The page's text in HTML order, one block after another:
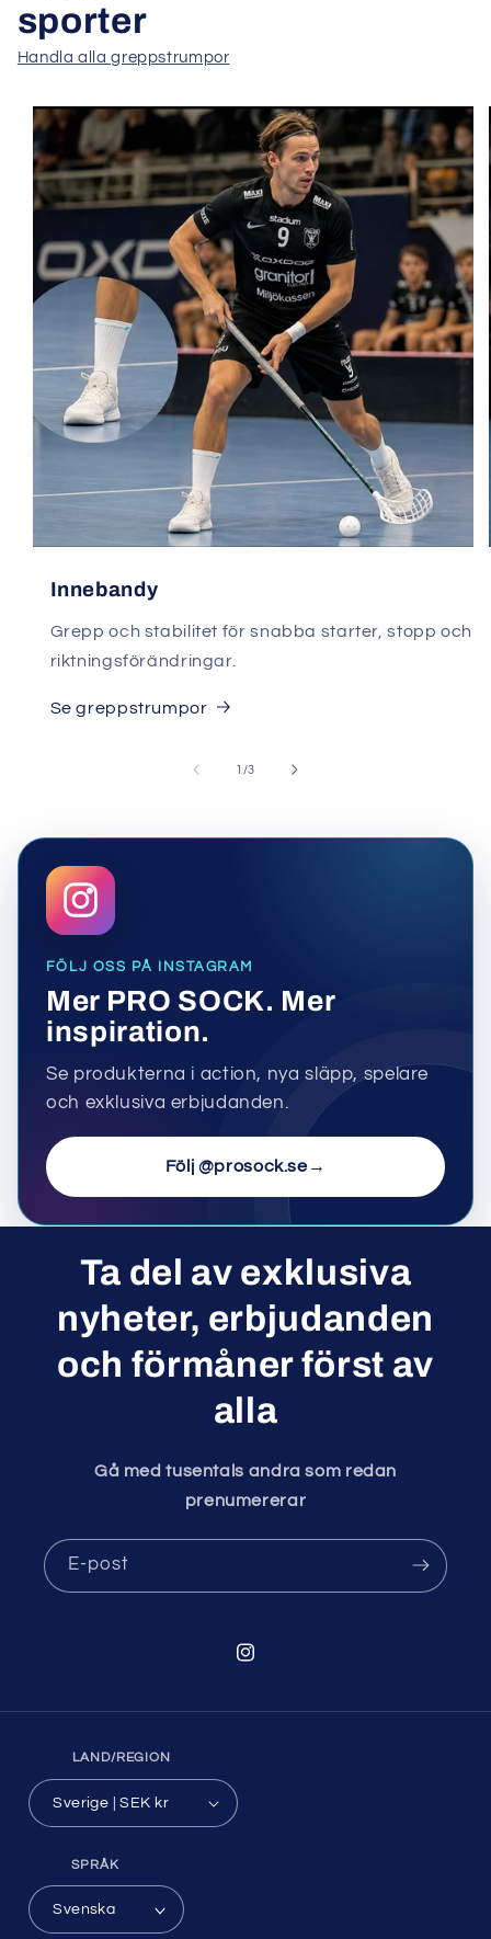
sporter
Handla alla greppstrumpor
Innebandy
Grepp och stabilitet för snabba starter, stopp och
riktningsförändringar.
Se greppstrumpor
1 /av
3
FÖLJ OSS PÅ INSTAGRAM
Mer PRO SOCK. Mer
inspiration.
Se produkterna i action, nya släpp, spelare
och exklusiva erbjudanden.
Följ @prosock.se→
Ta del av exklusiva
nyheter, erbjudanden
och förmåner först av
alla
Gå med tusentals andra som redan
prenumererar
E-post
Instagram
LAND/REGION
Sverige | SEK kr
SPRÅK
Svenska